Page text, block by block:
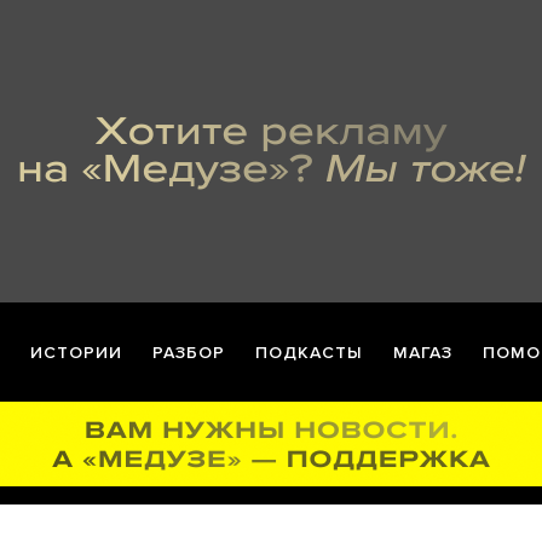
ИСТОРИИ РАЗБОР ПОДКАСТЫ МАГАЗ